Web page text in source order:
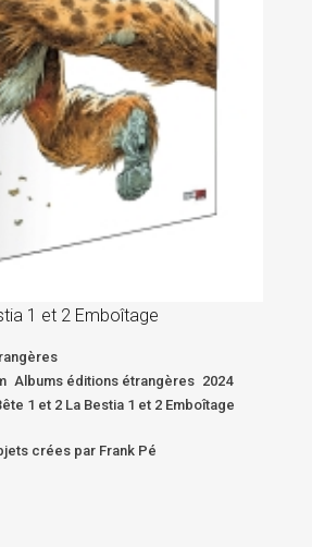
1 et 2 Emboîtage
Albums éditions étrangères 2024
1 et 2 La Bestia 1 et 2 Emboîtage
crées par Frank Pé